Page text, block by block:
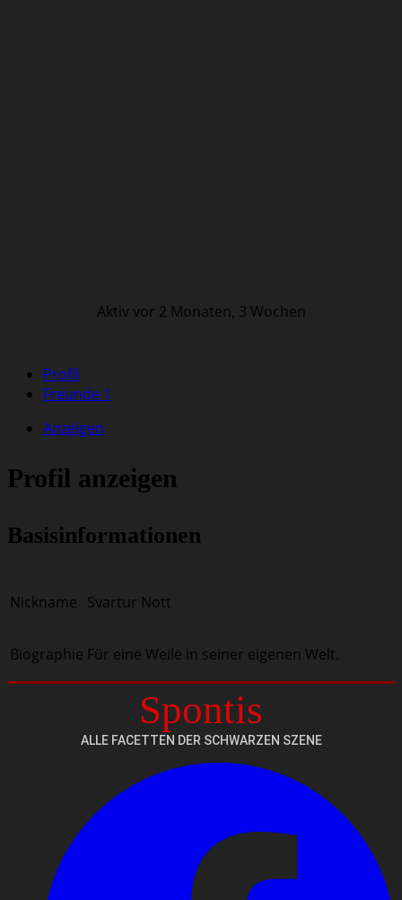
Aktiv vor 2 Monaten, 3 Wochen
Profil
Freunde 1
Anzeigen
Profil anzeigen
Basisinformationen
Nickname Svartur Nott
Biographie Für eine Weile in seiner eigenen Welt.
Spontis
ALLE FACETTEN DER SCHWARZEN SZENE